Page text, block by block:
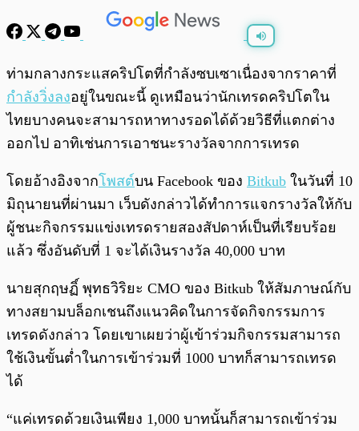
ท่ามกลางกระแสคริปโตที่กำลังซบเซาเนื่องจากราคาที่
กำลังวิ่งลงอยู่ในขณะนี้ ดูเหมือนว่านักเทรดคริปโตใน
ไทยบางคนจะสามารถหาทางรอดได้ด้วยวิธีที่แตกต่าง
ออกไป อาทิเช่นการเอาชนะรางวัลจากการเทรด
โดยอ้างอิงจากโพสต์บน Facebook ของ Bitkub ในวันที่ 10
มิถุนายนที่ผ่านมา เว็บดังกล่าวได้ทำการแจกรางวัลให้กับ
ผู้ชนะกิจกรรมแข่งเทรดรายสองสัปดาห์เป็นที่เรียบร้อย
แล้ว ซึ่งอันดับที่ 1 จะได้เงินรางวัล 40,000 บาท
นายสุกฤษฏิ์ พุทธวิริยะ CMO ของ Bitkub ให้สัมภาษณ์กับ
ทางสยามบล็อกเชนถึงแนวคิดในการจัดกิจกรรมการ
เทรดดังกล่าว โดยเขาเผยว่าผู้เข้าร่วมกิจกรรมสามารถ
ใช้เงินขั้นต่ำในการเข้าร่วมที่ 1000 บาทก็สามารถเทรด
ได้
“แค่เทรดด้วยเงินเพียง 1,000 บาทนั้นก็สามารถเข้าร่วม